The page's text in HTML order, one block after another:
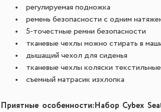
регулируемая подножка
ремень безопасности с одним
5-точестные ремни безопасности
тканевые чехлы можно стирать в
дышащий чехол для сиденья
тканевые чехлы коляски
съемный матрасик изхлопка
Приятные особенности:Набор Cybex